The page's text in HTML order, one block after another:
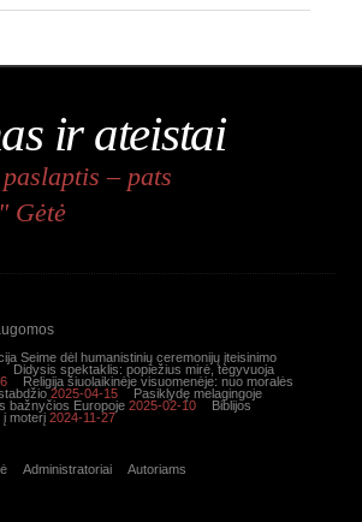
ir ateistai
– pats
Gėtė
Seime dėl humanistinių ceremonijų įteisinimo
Didysis spektaklis: popiežius mirė, tegyvuoja
Religija šiuolaikinėje visuomenėje: nuo moralės
2025-04-15
Pasiklydę melagingoje
bažnyčios Europoje 2025-02-10
Biblijos
moterį 2024-11-27
Administratoriai Autoriams